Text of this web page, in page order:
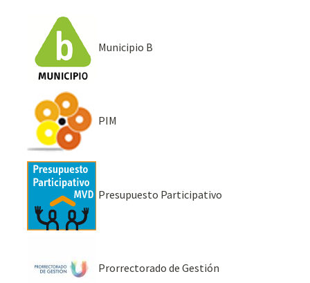
Municipio B
PIM
Presupuesto Participativo
Prorrectorado de Gestión